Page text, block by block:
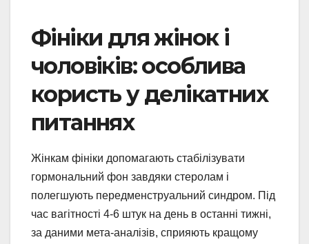
Фініки для жінок і
чоловіків: особлива
користь у делікатних
питаннях
Жінкам фініки допомагають стабілізувати
гормональний фон завдяки стеролам і
полегшують передменструальний синдром. Під
час вагітності 4-6 штук на день в останні тижні,
за даними мета-аналізів, сприяють кращому